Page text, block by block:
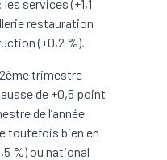
services (+1,1
restauration
(+0,2 %).
trimestre
de +0,5 point
de l’année
toutefois bien en
%) ou national